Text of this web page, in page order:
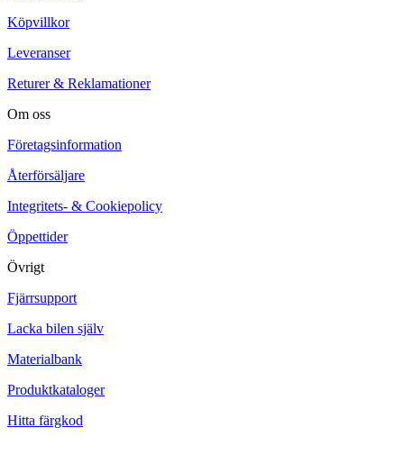
Köpvillkor
Leveranser
Returer & Reklamationer
Om oss
Företagsinformation
Återförsäljare
Integritets- & Cookiepolicy
Öppettider
Övrigt
Fjärrsupport
Lacka bilen själv
Materialbank
Produktkataloger
Hitta färgkod